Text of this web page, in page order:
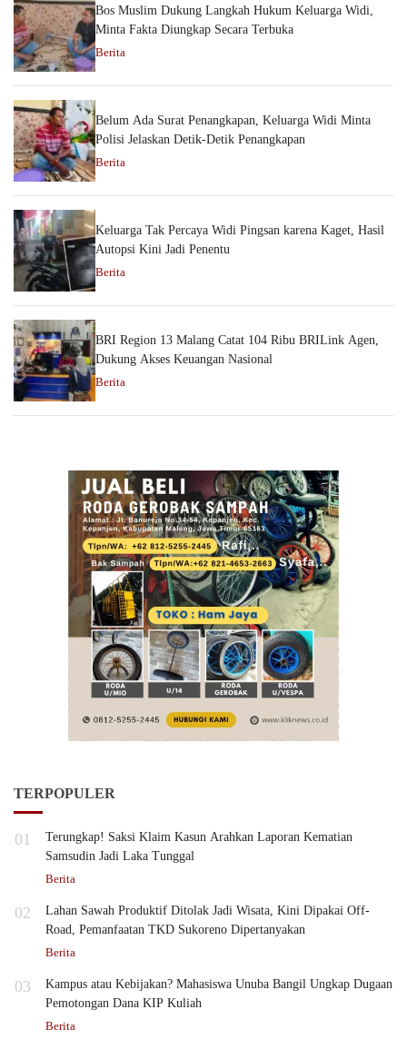
Bos Muslim Dukung Langkah Hukum Keluarga Widi,
Minta Fakta Diungkap Secara Terbuka
Berita
Belum Ada Surat Penangkapan, Keluarga Widi Minta
Polisi Jelaskan Detik-Detik Penangkapan
Berita
Keluarga Tak Percaya Widi Pingsan karena Kaget, Hasil
Autopsi Kini Jadi Penentu
Berita
BRI Region 13 Malang Catat 104 Ribu BRILink Agen,
Dukung Akses Keuangan Nasional
Berita
TERPOPULER
01
Terungkap! Saksi Klaim Kasun Arahkan Laporan Kematian
Samsudin Jadi Laka Tunggal
Berita
02
Lahan Sawah Produktif Ditolak Jadi Wisata, Kini Dipakai Off-
Road, Pemanfaatan TKD Sukoreno Dipertanyakan
Berita
03
Kampus atau Kebijakan? Mahasiswa Unuba Bangil Ungkap Dugaan
Pemotongan Dana KIP Kuliah
Berita